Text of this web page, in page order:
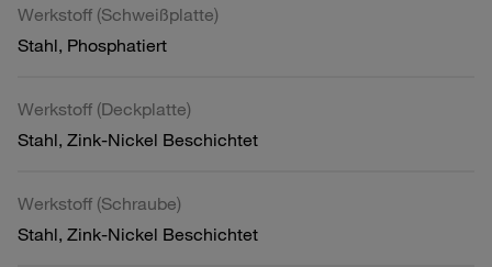
Werkstoff (Schweißplatte)
Stahl, Phosphatiert
Werkstoff (Deckplatte)
Stahl, Zink-Nickel Beschichtet
Werkstoff (Schraube)
Stahl, Zink-Nickel Beschichtet